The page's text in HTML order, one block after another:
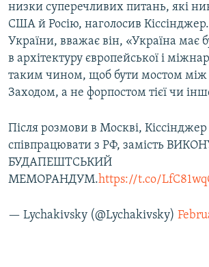
низки суперечливих питань, які
США й Росію, наголосив
України, вважає він, «Україна має
в архітектуру європейської і
таким чином, щоб бути мостом між
Заходом, а не форпостом тієї чи
Після розмови в Москві,
співпрацювати з РФ, замість
БУДАПЕШТСЬКИЙ
МЕМОРАНДУМ.https://t.co/
— Lychakivsky (@Lychakivsky)